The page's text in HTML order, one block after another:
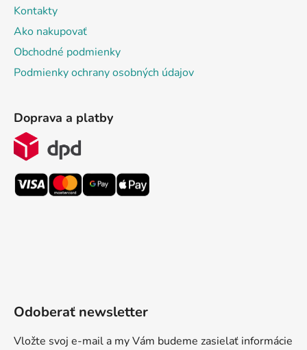
Kontakty
Ako nakupovať
Obchodné podmienky
Podmienky ochrany osobných údajov
Doprava a platby
Odoberať newsletter
Vložte svoj e-mail a my Vám budeme zasielať informácie